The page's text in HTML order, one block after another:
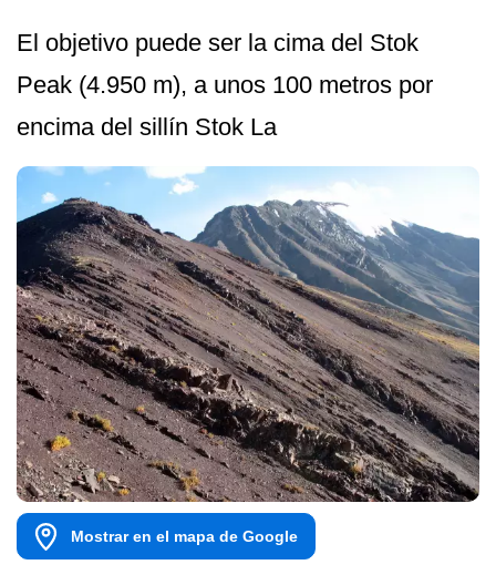
El objetivo puede ser la cima del Stok
Peak (4.950 m), a unos 100 metros por
encima del sillín Stok La
Mostrar en el mapa de Google